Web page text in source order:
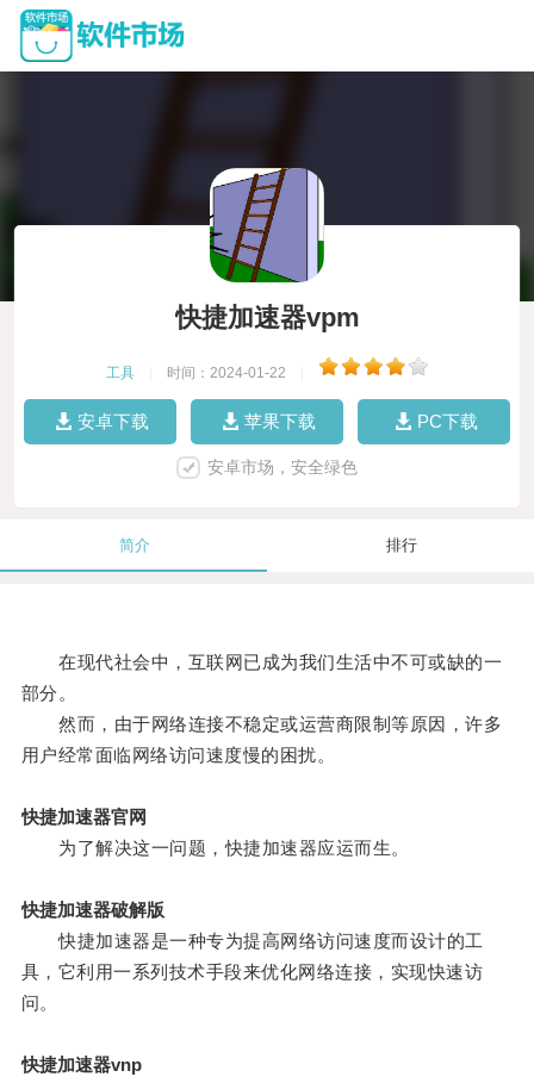
快捷加速器vpm
工具 时间：2024-01-22
安卓下载 苹果下载 PC下载
安卓市场，安全绿色
简介 排行
在现代社会中，互联网已成为我们生活中不可或缺的一
部分。
然而，由于网络连接不稳定或运营商限制等原因，许多
用户经常面临网络访问速度慢的困扰。
快捷加速器官网
为了解决这一问题，快捷加速器应运而生。
快捷加速器破解版
快捷加速器是一种专为提高网络访问速度而设计的工
具，它利用一系列技术手段来优化网络连接，实现快速访
问。
快捷加速器vnp